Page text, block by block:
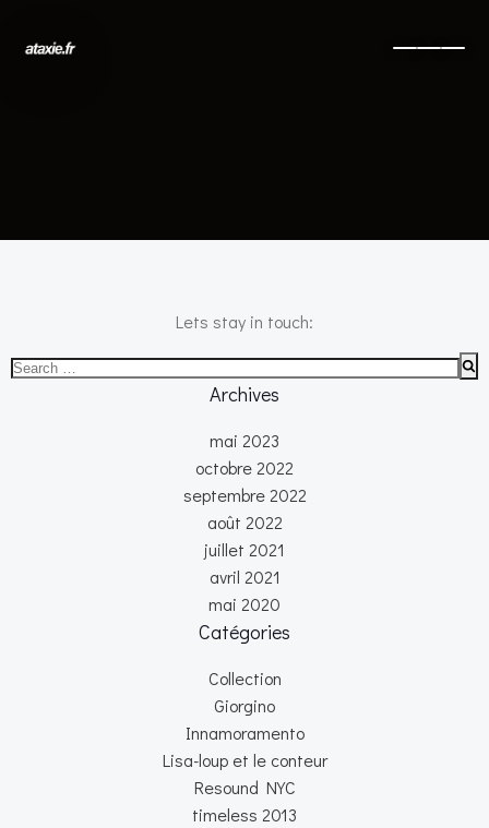
Lets stay in touch:
Search
Archives
mai 2023
octobre 2022
septembre 2022
août 2022
juillet 2021
avril 2021
mai 2020
Catégories
Collection
Giorgino
Innamoramento
Lisa-loup et le conteur
Resound NYC
timeless 2013